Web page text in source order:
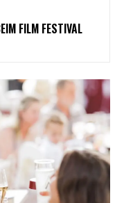
FILM FESTIVAL